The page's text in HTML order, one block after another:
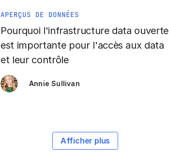
APERÇUS DE DONNÉES
Pourquoi l'infrastructure data ouverte
est importante pour l'accès aux data
et leur contrôle
Annie Sullivan
Afficher plus